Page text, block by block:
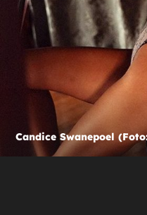
Candice Swanepoel